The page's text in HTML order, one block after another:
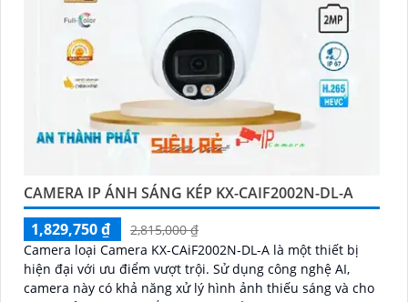
CAMERA IP ÁNH SÁNG KÉP KX-CAIF2002N-DL-A
1,829,750 ₫
2,815,000 ₫
Camera loại Camera KX-CAiF2002N-DL-A là một thiết bị
hiện đại với ưu điểm vượt trội. Sử dụng công nghệ AI,
camera này có khả năng xử lý hình ảnh thiếu sáng và cho